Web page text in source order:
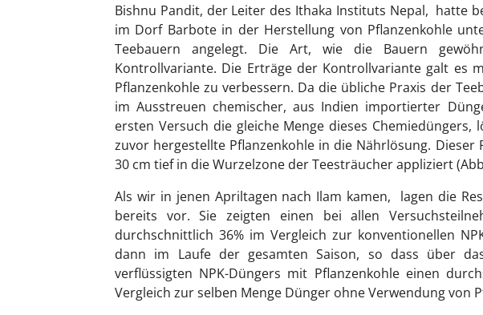
Bishnu Pandit, der Leiter des Ithaka Instituts Nepal, hatte
im Dorf Barbote in der Herstellung von Pflanzenkohle
Teebauern angelegt. Die Art, wie die Bauern
Kontrollvariante. Die Erträge der Kontrollvariante galt es
Pflanzenkohle zu verbessern. Da die übliche Praxis der
im Ausstreuen chemischer, aus Indien importierter
ersten Versuch die gleiche Menge dieses
zuvor hergestellte Pflanzenkohle in die Nährlösung.
30 cm tief in die Wurzelzone der Teesträucher appliziert
Als wir in jenen Apriltagen nach Ilam kamen, lagen die
bereits vor. Sie zeigten einen bei allen
durchschnittlich 36% im Vergleich zur konventionellen
dann im Laufe der gesamten Saison, so dass über
verflüssigten NPK-Düngers mit Pflanzenkohle einen
Vergleich zur selben Menge Dünger ohne Verwendung von